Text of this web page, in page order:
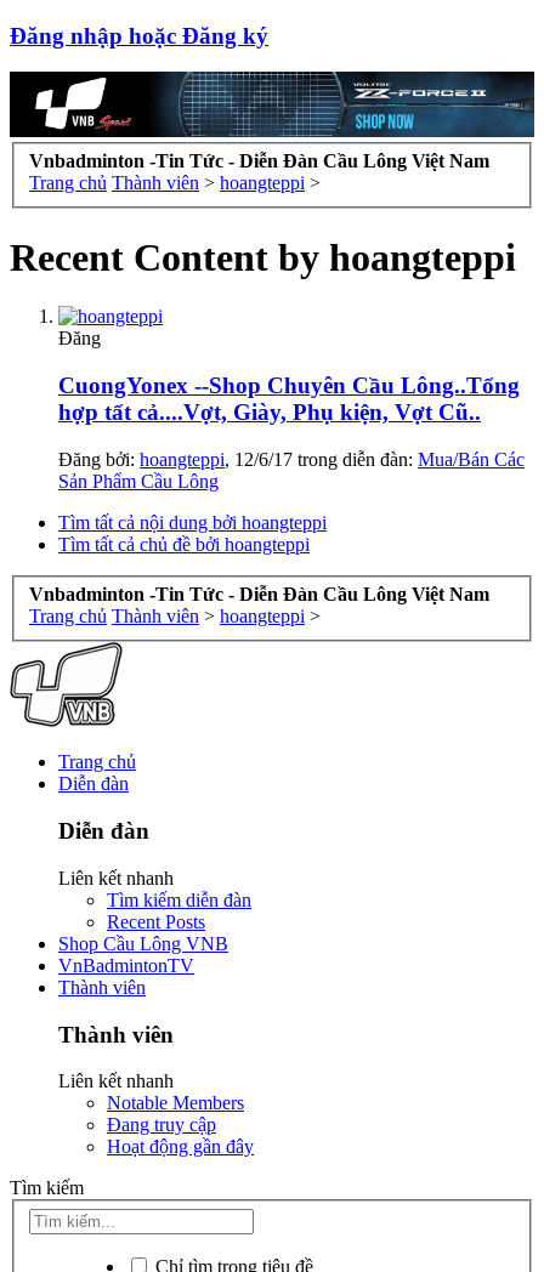
Đăng nhập hoặc Đăng ký
Vnbadminton -Tin Tức - Diễn Đàn Cầu Lông Việt Nam
Trang chủ Thành viên > hoangteppi >
Recent Content by hoangteppi
Đăng
CuongYonex --Shop Chuyên Cầu Lông..Tổng
hợp tất cả....Vợt, Giày, Phụ kiện, Vợt Cũ..
Đăng bởi: hoangteppi, 12/6/17 trong diễn đàn: Mua/Bán Các
Sản Phẩm Cầu Lông
Tìm tất cả nội dung bởi hoangteppi
Tìm tất cả chủ đề bởi hoangteppi
Vnbadminton -Tin Tức - Diễn Đàn Cầu Lông Việt Nam
Trang chủ Thành viên > hoangteppi >
Trang chủ
Diễn đàn
Diễn đàn
Liên kết nhanh
Tìm kiếm diễn đàn
Recent Posts
Shop Cầu Lông VNB
VnBadmintonTV
Thành viên
Thành viên
Liên kết nhanh
Notable Members
Đang truy cập
Hoạt động gần đây
Tìm kiếm
Chỉ tìm trong tiêu đề